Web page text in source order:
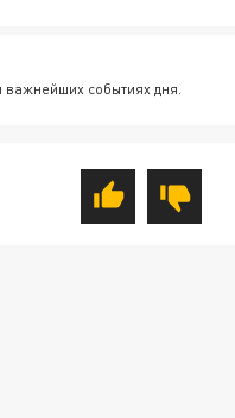
важнейших событиях дня.